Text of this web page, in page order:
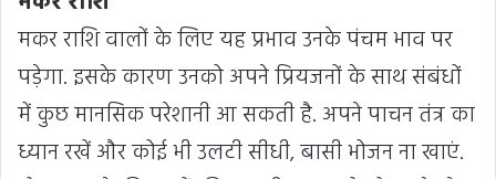
मकर राशि वालों के लिए यह प्रभाव उनके पंचम भाव पर
पड़ेगा. इसके कारण उनको अपने प्रियजनों के साथ संबंधों
में कुछ मानसिक परेशानी आ सकती है. अपने पाचन तंत्र का
ध्यान रखें और कोई भी उलटी सीधी, बासी भोजन ना खाएं.